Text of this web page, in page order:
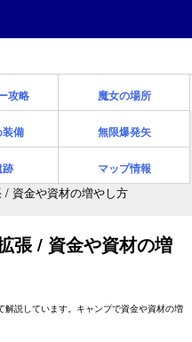
攻略 魔女の場所
備 無限爆発矢
マップ情報
/ 資金や資材の増やし方
張 / 資金や資材の増
解説しています。キャンプで資金や資材の増